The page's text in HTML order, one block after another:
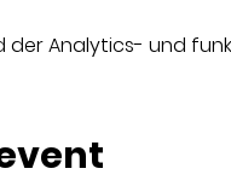
Analytics- und